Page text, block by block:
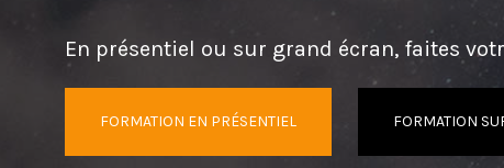
En présentiel ou sur grand écran, faites
FORMATION EN PRÉSENTIEL FORMATION